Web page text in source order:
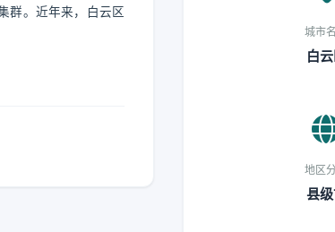
群。近年来，白云区
城市
白
地区
县